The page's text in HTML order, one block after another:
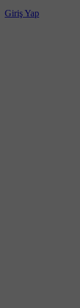
Giriş Yap